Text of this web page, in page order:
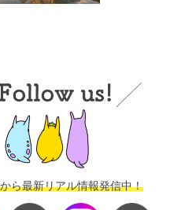
ら最新リアル情報発信中！